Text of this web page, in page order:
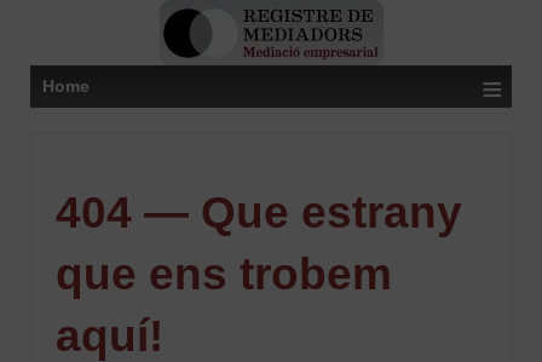
Home ≡
404 — Que estrany
que ens trobem
aquí!